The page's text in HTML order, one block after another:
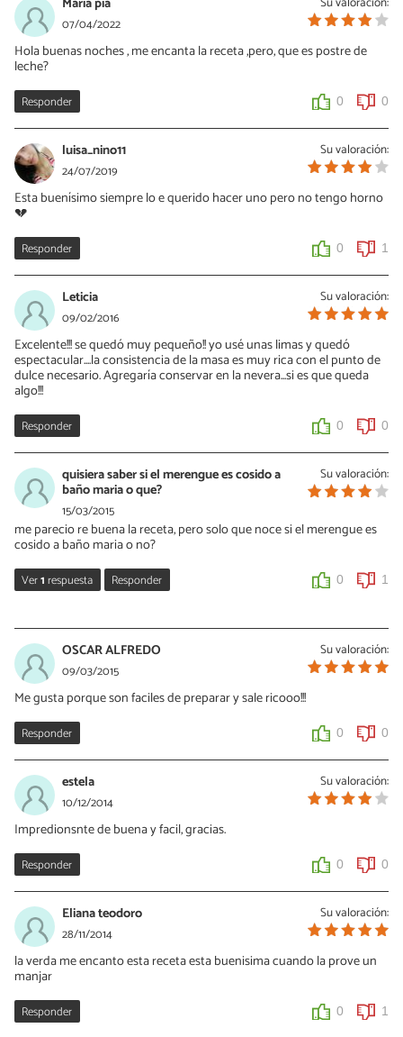
07/04/2022
Hola buenas noches , me encanta la receta ,pero, que es postre de
leche?
Responder 0 0
Su valoración:
luisa_nino11
24/07/2019
Esta buenísimo siempre lo e querido hacer uno pero no tengo horno
💔
Responder 0 1
Su valoración:
Leticia
09/02/2016
Excelente!!! se quedó muy pequeño!! yo usé unas limas y quedó
espectacular....la consistencia de la masa es muy rica con el punto de
dulce necesario. Agregaría conservar en la nevera...si es que queda
algo!!!
Responder 0 0
Su valoración:
quisiera saber si el merengue es cosido a
baño maria o que?
15/03/2015
me parecio re buena la receta, pero solo que noce si el merengue es
cosido a baño maria o no?
Ver1respuesta Responder 0 1
16/03/2015
Hola, el merengue se hace batiendo las claras con el azúcar.
Luego se coloca sobre el pie y se gratina todo unos minutos en el
horno para darle ese toque dorado a la capa de merengue. Suerte
Su valoración:
OSCAR ALFREDO
09/03/2015
Me gusta porque son faciles de preparar y sale ricooo!!!
Responder 0 0
Su valoración:
estela
10/12/2014
Impredionsnte de buena y facil, gracias.
Responder 0 0
Su valoración:
Eliana teodoro
28/11/2014
la verda me encanto esta receta esta buenisima cuando la prove un
manjar
Responder 0 1